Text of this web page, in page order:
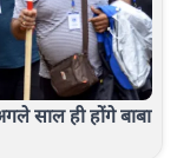
साल ही होंगे बाबा